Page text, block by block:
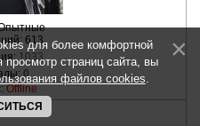
613
1033
0
Offline
для более комфортной
страниц сайта, вы
файлов cookies.